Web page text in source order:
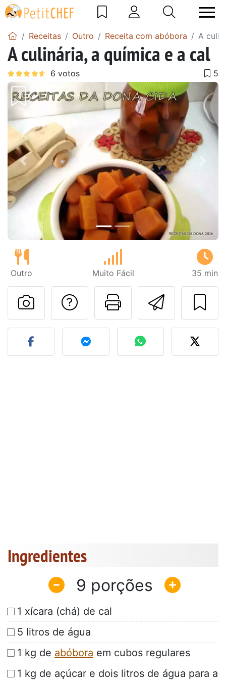
Receitas Outro Receita com abóbora A
A culinária, a química e a cal
Anterior
Outro Muito Fácil 35 min
Imprima
Falar com o autor
Fez esta receita?
Ingredientes
9
1 xícara (chá) de cal
5 litros de água
1 kg de abóbora em cubos regulares
1 kg de açúcar e dois litros de água para a